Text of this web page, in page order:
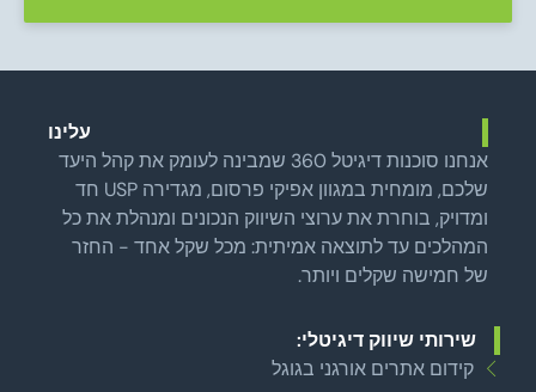
עלינו
אנחנו סוכנות דיגיטל 360 שמבינה לעומק את קהל היעד
שלכם, מומחית במגוון אפיקי פרסום, מגדירה USP חד
ומדויק, בוחרת את ערוצי השיווק הנכונים ומנהלת את כל
המהלכים עד לתוצאה אמיתית: מכל שקל אחד - החזר
של חמישה שקלים ויותר.
שירותי שיווק דיגיטלי:
קידום אתרים אורגני בגוגל